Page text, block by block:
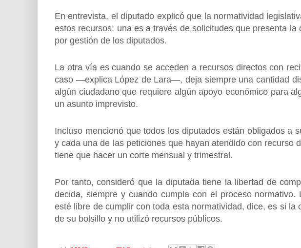
En entrevista, el diputado explicó que la normatividad
estos recursos: una es a través de solicitudes que presenta
por gestión de los diputados.
La otra vía es cuando se acceden a recursos directos con
caso —explica López de Lara—, deja siempre una cantidad
algún ciudadano que requiere algún apoyo económico para
un asunto imprevisto.
Incluso mencionó que todos los diputados están obligados a
y cada una de las peticiones que hayan atendido con recurso
tiene que hacer un corte mensual y trimestral.
Por tanto, consideró que la diputada tiene la libertad de
decida, siempre y cuando cumpla con el proceso
esté libre de cumplir con toda esta normatividad, dice, es si la
de su bolsillo y no utilizó recursos públicos.